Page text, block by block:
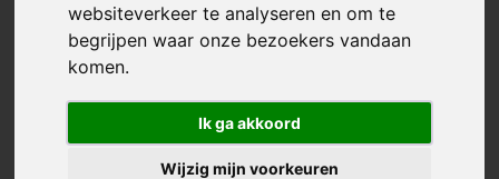
websiteverkeer te analyseren en om te
begrijpen waar onze bezoekers vandaan
komen.
Ik ga akkoord
Wijzig mijn voorkeuren